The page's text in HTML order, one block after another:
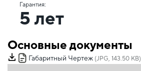
Гарантия:
5 лет
Основные документы
Габаритный Чертеж (JPG, 143.50 KB)